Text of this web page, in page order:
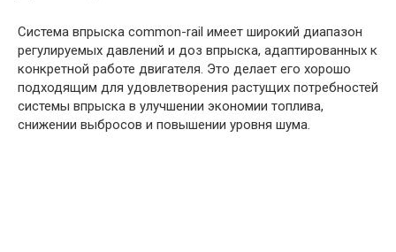
Система впрыска common-rail имеет широкий диапазон
регулируемых давлений и доз впрыска, адаптированных к
конкретной работе двигателя. Это делает его хорошо
подходящим для удовлетворения растущих потребностей
системы впрыска в улучшении экономии топлива,
снижении выбросов и повышении уровня шума.